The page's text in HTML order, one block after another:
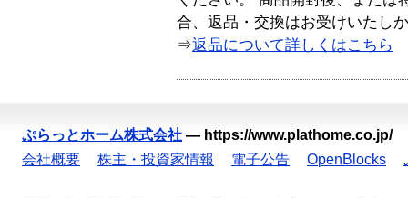
合、返品・交換はお受けいたし
⇒返品について詳しくはこちら
ぷらっとホーム株式会社 — https://www.plathome.co.jp/
会社概要
株主・投資家情報 電子公告 OpenBlocks